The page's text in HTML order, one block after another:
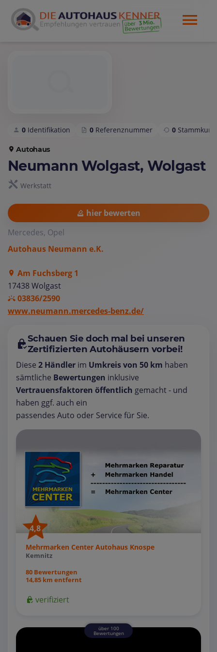
0 Identifikation 0 Referenznummer 0
Autohaus
Neumann Wolgast, Wolgast
Werkstatt
hier bewerten
Mercedes, Opel
Autohaus Neumann e.K.
Am Fuchsberg 1
17438 Wolgast
03836/2590
www.neumann.mercedes-benz.de/
Schauen Sie doch mal bei unseren
Zertifizierten Autohäusern vorbei!
Diese 2 Händler im Umkreis von 50 km haben
sämtliche Bewertungen inklusive
Vertrauensfaktoren öffentlich gemacht - und
haben ggf. auch ein
passendes Auto oder Service für Sie.
4,8
Mehrmarken Center Autohaus Knospe
Kemnitz
80 Bewertungen
14,85 km entfernt
verifiziert
über 100
Bewertungen